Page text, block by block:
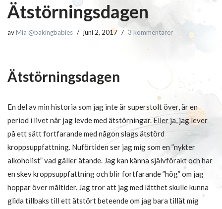
Ätstörningsdagen
avMia @bakingbabies juni 2, 2017 3 kommentarer
Ätstörningsdagen
En del av min historia som jag inte är superstolt över, är en
period i livet när jag levde med ätstörningar. Eller ja, jag lever
på ett sätt fortfarande med någon slags ätstörd
kroppsuppfattning. Nuförtiden ser jag mig som en ”nykter
alkoholist” vad gäller ätande. Jag kan känna självförakt och har
en skev kroppsuppfattning och blir fortfarande ”hög” om jag
hoppar över måltider. Jag tror att jag med lätthet skulle kunna
glida tillbaks till ett ätstört beteende om jag bara tillät mig